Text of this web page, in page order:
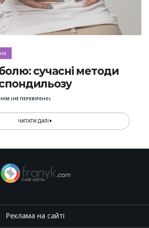
сучасні методи
(НЕ ПЕРЕВІРЕНО)
ЧИТАТИ ДАЛІ
Реклама на сайті